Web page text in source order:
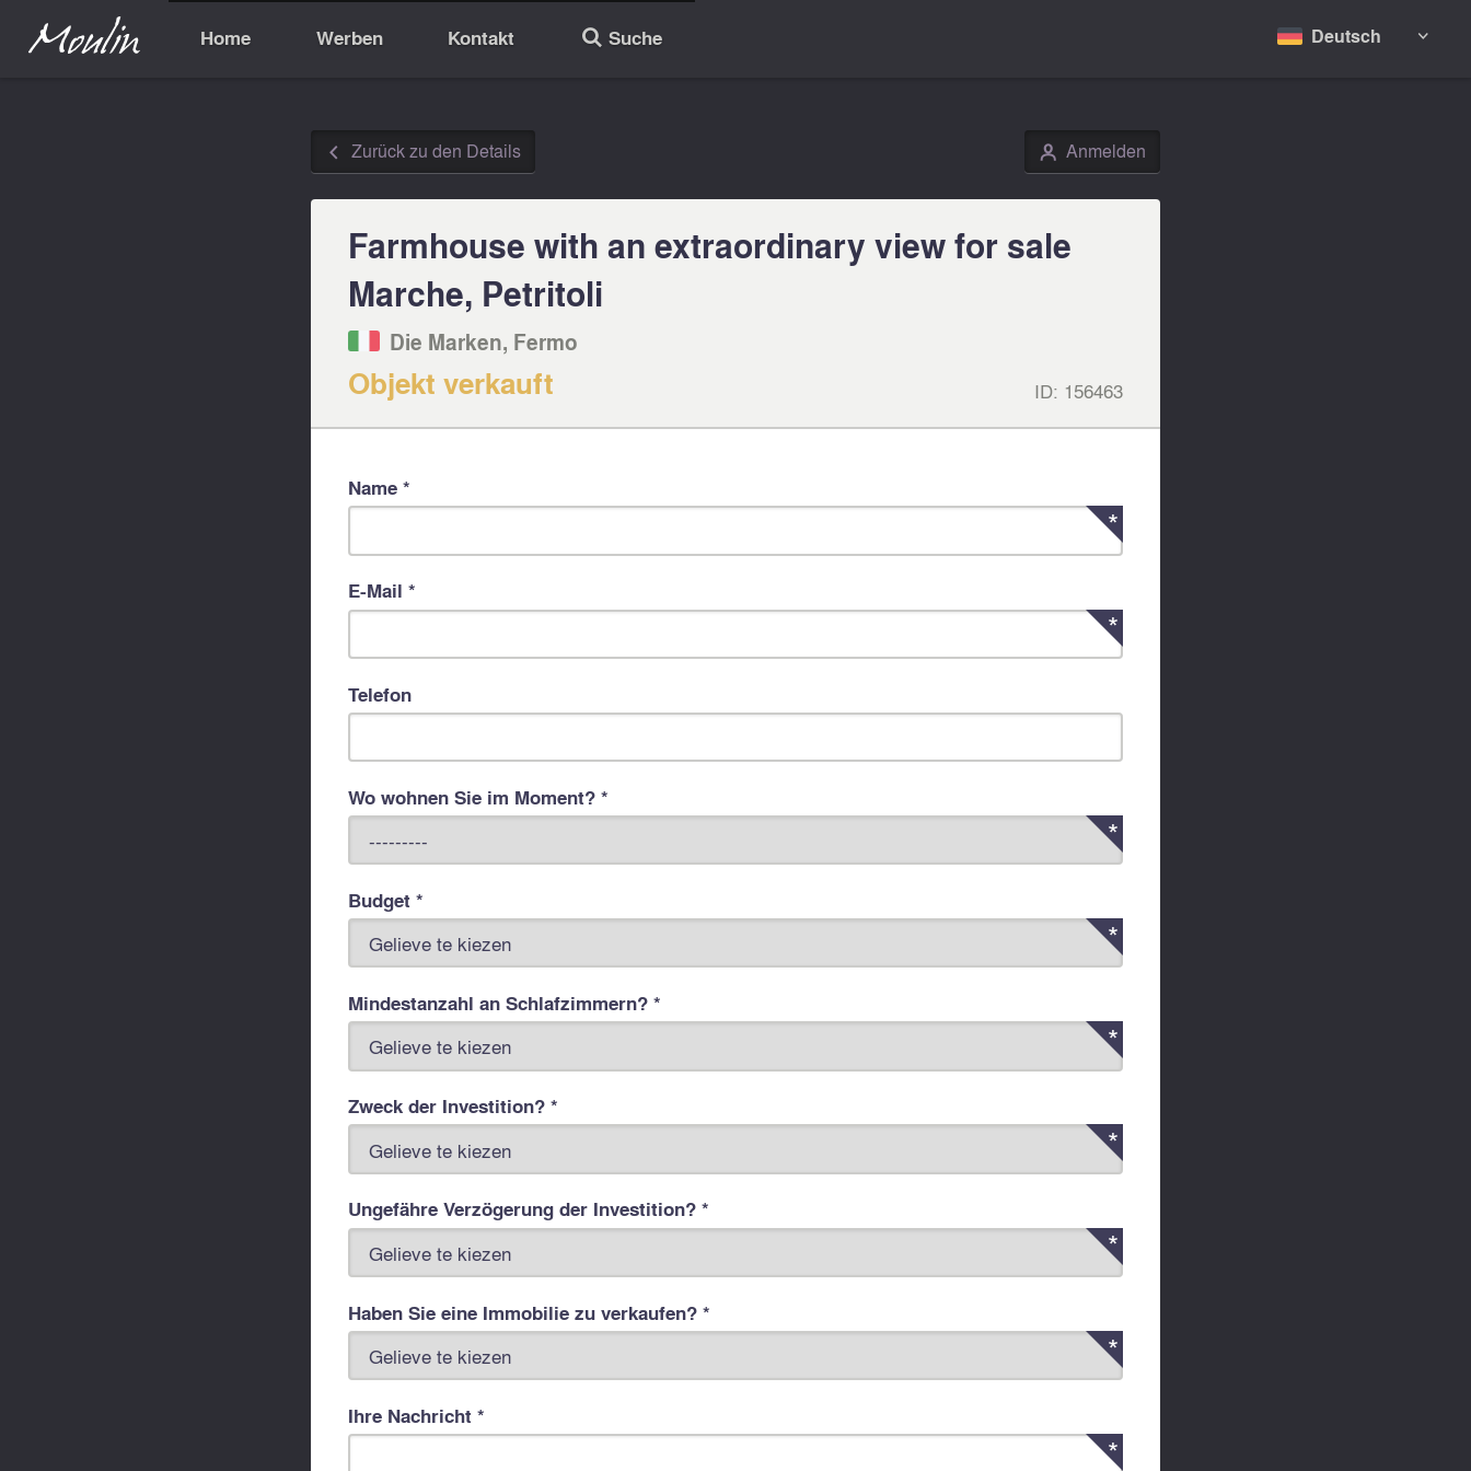
Home Werben Kontakt 🔎 Suche Deutsch 
◅ Zurück zu den Details 👤 Anmelden
Farmhouse with an extraordinary view for sale
Marche, Petritoli
Die Marken, Fermo‎
Objekt verkauft ID: 156463
Name *
E-Mail *
Telefon
Wo wohnen Sie im Moment? *
Budget *
Mindestanzahl an Schlafzimmern? *
Zweck der Investition? *
Ungefähre Verzögerung der Investition? *
Haben Sie eine Immobilie zu verkaufen? *
Ihre Nachricht *